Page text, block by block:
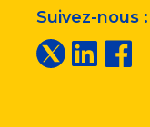
Suivez-nous :